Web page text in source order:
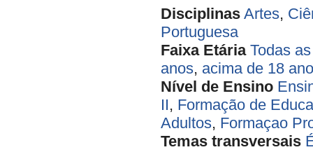
Disciplinas Artes,
Portuguesa
Faixa Etária Todas
anos, acima de 18
Nível de Ensino
II, Formação de
Adultos, Formaçao
Temas transversais